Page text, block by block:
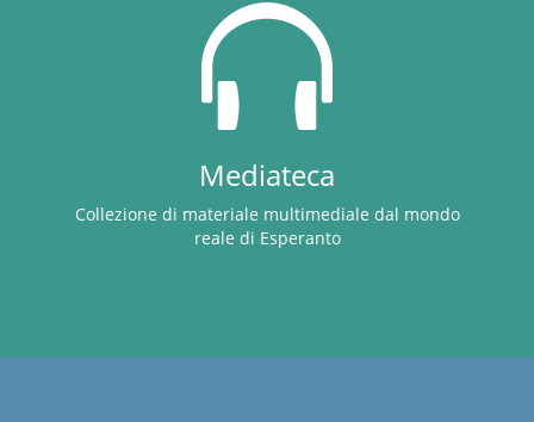
Mediateca
Collezione di materiale multimediale dal mondo
reale di Esperanto